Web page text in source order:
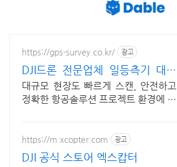
https://gps-survey.co.kr/ 광고
DJI드론 전문업체 일등측기 대형
현장,플랜트 최적화
대규모 현장도 빠르게 스캔, 안전하고
정확한 항공솔루션 프로젝트 환경에 최
https://m.xcopter.com 광고
DJI 공식 스토어 엑스캅터